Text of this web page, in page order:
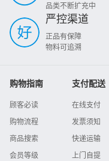
品类不断扩充中
严控渠道
正品有保障
物料可追溯
购物指南
顾客必读
购物流程
商品搜索
会员等级
支付配送
在线支付
发票须知
快递运输
上门自提